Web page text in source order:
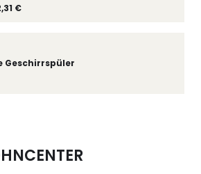
€
Geschirrspüler